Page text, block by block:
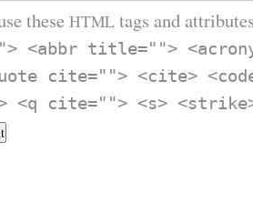
these HTML tags and
<abbr title="">
cite=""> <cite>
<q cite=""> <s>